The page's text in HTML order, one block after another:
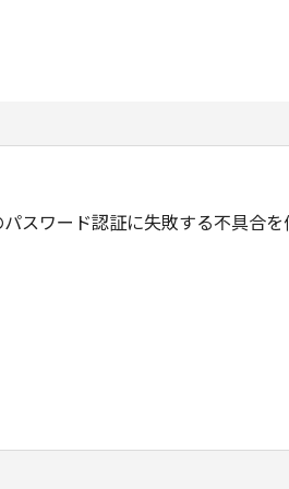
スワード認証に失敗する不具合